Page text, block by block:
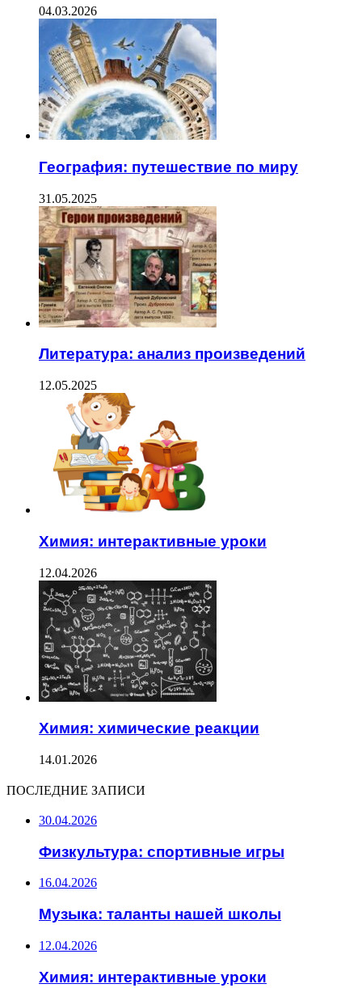
04.03.2026
География: путешествие по миру
31.05.2025
Литература: анализ произведений
12.05.2025
Химия: интерактивные уроки
12.04.2026
Химия: химические реакции
14.01.2026
ПОСЛЕДНИЕ ЗАПИСИ
30.04.2026
Физкультура: спортивные игры
16.04.2026
Музыка: таланты нашей школы
12.04.2026
Химия: интерактивные уроки